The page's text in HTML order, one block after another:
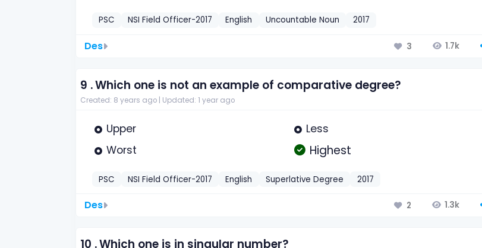
PSC NSI Field Officer-2017 English Uncountable Noun 2017
Des 3 1.7k
9 .Which one is not an example of comparative degree?
Created: 8 years ago | Updated: 1 year ago
Upper
Less
Worst
Highest
PSC NSI Field Officer-2017 English Superlative Degree 2017
Des 2 1.3k
10 .Which one is in singular number?